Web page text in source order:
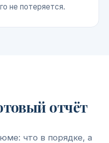
не потеряется.
отчёт
что в порядке, а